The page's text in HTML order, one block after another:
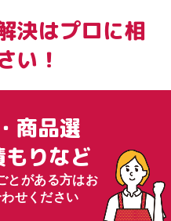
決はプロに相
い！
商品選
りなど
とがある方はお
せください